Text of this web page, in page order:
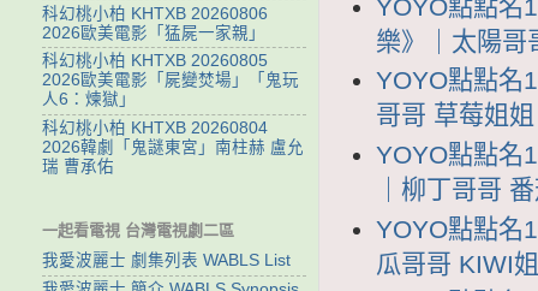
YOYO點點名
樂》｜太陽哥
YOYO點點名
哥哥 草莓姐
YOYO點點名
｜柳丁哥哥
YOYO點點名
瓜哥哥 KIWI
科幻桃小柏 KHTXB 20260806
2026歐美電影「猛屍一家親」
科幻桃小柏 KHTXB 20260805
2026歐美電影「屍變焚場」「鬼玩
人6：煉獄」
科幻桃小柏 KHTXB 20260804
2026韓劇「鬼謎東宮」南柱赫 盧允
瑞 曹承佑
一起看電視 台灣電視劇二區
我愛波麗士 劇集列表 WABLS List